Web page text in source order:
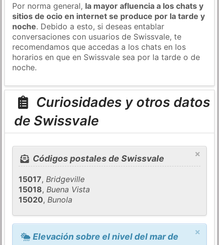
Por norma general, la mayor afluencia a los chats y
sitios de ocio en internet se produce por la tarde y
noche. Debido a esto, si deseas entablar
conversaciones con usuarios de Swissvale, te
recomendamos que accedas a los chats en los
horarios en que en Swissvale sea por la tarde o de
noche.
Curiosidades y otros datos
de Swissvale
×
Códigos postales de Swissvale
15017,Bridgeville
15018,Buena Vista
15020,Bunola
×
Elevación sobre el nivel del mar de